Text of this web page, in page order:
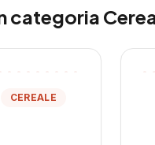
categoria
CEREALE